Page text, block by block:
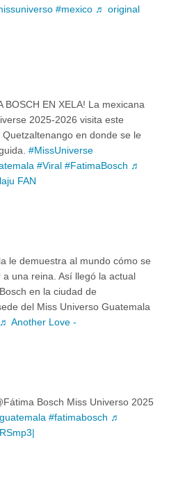
#mexico ♬ original
BOSCH EN XELA! La mexicana
2025-2026 visita este
en donde se le
#MissUniverse
#Viral #FatimaBosch ♬
FAN
le demuestra al mundo cómo se
una reina. Así llegó la actual
en la ciudad de
del Miss Universo Guatemala
♬ Another Love -
Bosch Miss Universo 2025
#fatimabosch ♬